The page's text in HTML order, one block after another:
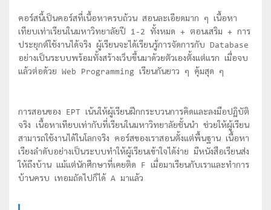
คอร์สนี้เป็นคอร์สที่เนื้อหาครบถ้วน สอนละเอียดมาก ๆ เนื้อหา
เทียบเท่าเรียนในมหาวิทยาลัยปี 1-2 ทั้งหมด + ตอนเสริม + การ
ประยุกต์ใช้งานได้จริง ผู้เรียนจะได้เรียนรู้การจัดการกับ Database
อย่างเป็นระบบพร้อมทั้งสร้างเว็บขึ้นมาด้วยตัวเองตั้งแต่แรก เมื่อจบ
แล้วต่อด้วย Web Programming เรียนกันยาว ๆ คุ้มสุด ๆ
การสอนของ EPT เน้นให้ผู้เรียนฝึกกระบวนการคิดและลงมือปฏิบัติ
จริง เนื้อหาเทียบเท่ากับที่เรียนในมหาวิทยาลัยชั้นนำ ช่วยให้ผู้เรียน
สามารถใช้งานได้ในโลกจริง คอร์สของเราสอนตั้งแต่พื้นฐาน เนื้อหา
เรียงลำดับอย่างเป็นระบบทำให้ผู้เรียนเข้าใจได้ง่าย มีหนังสือเรียนส่ง
ให้ถึงบ้าน แม้แต่นักศีกษาที่เคยติด F เมื่อมาเรียนกับเราและทำการ
บ้านครบ เทอมถัดไปก็ได้ A มาแล้ว